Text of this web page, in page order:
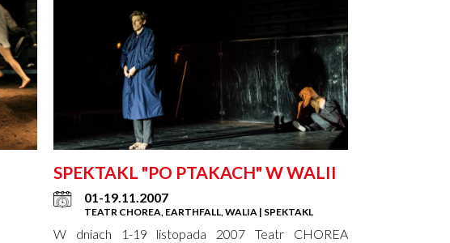
SPEKTAKL "PO PTAKACH" W WALII
01-19.11.2007
TEATR CHOREA, EARTHFALL, WALIA | SPEKTAKL
W dniach 1-19 listopada 2007 Teatr CHOREA